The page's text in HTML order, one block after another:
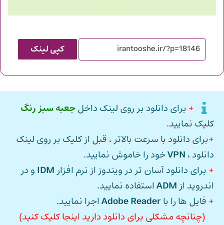
کپی لینک
+ برای دانلود بر روی لینک داخلجعبه سبز رنگ
کلیک نمایید.
+برای دانلود با سرعت بالاتر ، قبل از کلیک بر روی لینک
دانلود ، VPNخود را خاموش نمایید.
+ برای دانلود آسان تر در ویندوز از نرم افزار IDM و در
اندروید از ADMاستفاده نمایید.
+ فایل ها را باAdobe Readerاجرا نمایید.
(چنانچه مشکلی برای دانلود دارید اینجا کلیک کنید)